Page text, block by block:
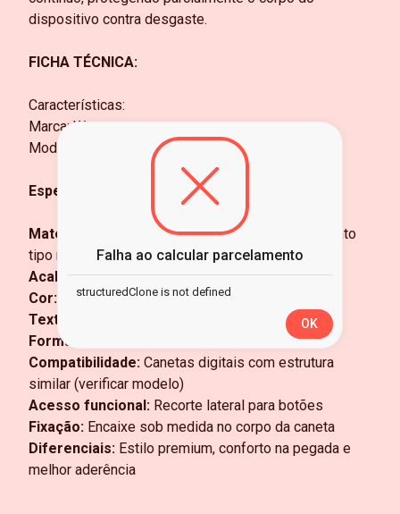
dispositivo contra desgaste.
FICHA TÉCNICA:
Características:
Marca: Wacom
Modelo: ACK35304Z
Especificações:
Material:
Madeira natural ou composta (acabamento
tipo madeira)
Acabamento:Polido, superfície lisa ao toque
Cor: Marrom amadeirado
Textura:
Formato:
Compatibilidade: Canetas digitais com estrutura
similar (verificar modelo)
Acesso funcional: Recorte lateral para botões
Fixação: Encaixe sob medida no corpo da caneta
Diferenciais: Estilo premium, conforto na pegada e
melhor aderência
Falha ao calcular parcelamento
structuredClone is not defined
OK